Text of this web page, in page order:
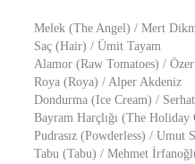
Melek (The Angel) / Mert
Saç (Hair) / Ümit Tayam
Alamor (Raw Tomatoes) / Özer
Roya (Roya) / Alper Akdeniz
Dondurma (Ice Cream) /
Bayram Harçlığı (The
Pudrasız (Powderless) / Umut
Tabu (Tabu) / Mehmet